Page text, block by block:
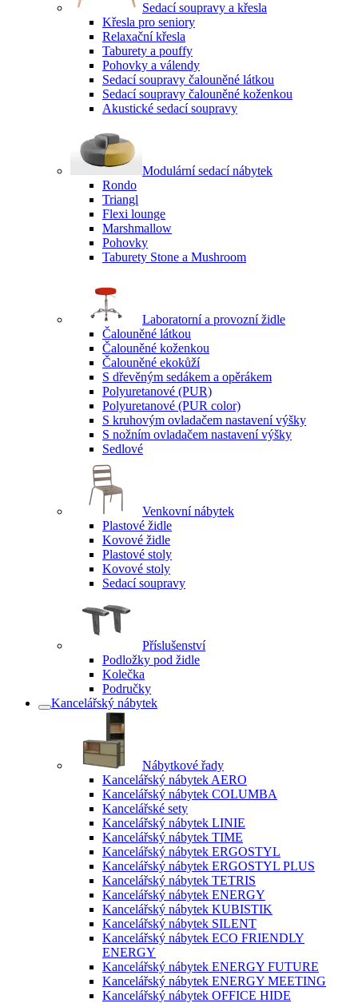
Sedací soupravy a křesla
Křesla pro seniory
Relaxační křesla
Taburety a pouffy
Pohovky a válendy
Sedací soupravy čalouněné látkou
Sedací soupravy čalouněné koženkou
Akustické sedací soupravy
Modulární sedací nábytek
Rondo
Triangl
Flexi lounge
Marshmallow
Pohovky
Taburety Stone a Mushroom
Laboratorní a provozní židle
Čalouněné látkou
Čalouněné koženkou
Čalouněné ekokůží
S dřevěným sedákem a opěrákem
Polyuretanové (PUR)
Polyuretanové (PUR color)
S kruhovým ovladačem nastavení výšky
S nožním ovladačem nastavení výšky
Sedlové
Venkovní nábytek
Plastové židle
Kovové židle
Plastové stoly
Kovové stoly
Sedací soupravy
Příslušenství
Podložky pod židle
Kolečka
Područky
Kancelářský nábytek
Nábytkové řady
Kancelářský nábytek AERO
Kancelářský nábytek COLUMBA
Kancelářské sety
Kancelářský nábytek LINIE
Kancelářský nábytek TIME
Kancelářský nábytek ERGOSTYL
Kancelářský nábytek ERGOSTYL PLUS
Kancelářský nábytek TETRIS
Kancelářský nábytek ENERGY
Kancelářský nábytek KUBISTIK
Kancelářský nábytek SILENT
Kancelářský nábytek ECO FRIENDLY
ENERGY
Kancelářský nábytek ENERGY FUTURE
Kancelářský nábytek ENERGY MEETING
Kancelářský nábytek OFFICE HIDE